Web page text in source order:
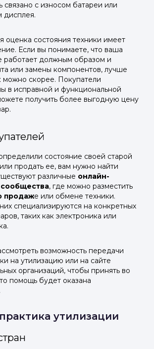
связано с износом батареи или
оценка состояния техники имеет
Если вы понимаете, что ваша
работает должным образом и
или замены компонентов, лучше
можно скорее. Покупатели
в исправной и функциональной
получить более выгодную цену
состояние своей старой
продать ее, вам нужно найти
различные онлайн-
сообщества, где можно разместить
продаже или обмене техники.
специализируются на конкретных
таких как электроника или
возможность передачи
на утилизацию или на сайте
организаций, чтобы принять во
помощь будет оказана
утилизации